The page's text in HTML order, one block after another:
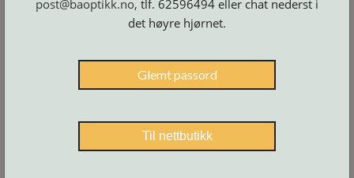
Ingen filter tilgjenglig
post@baoptikk.no, tlf. 62596494 eller chat nederst i
det høyre hjørnet.
Glemt passord
Til nettbutikk